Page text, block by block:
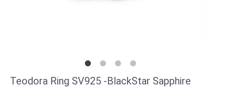
Teodora Ring SV925 -BlackStar Sapphire